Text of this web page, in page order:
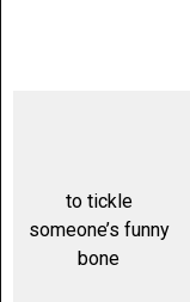
to tickle
someone’s funny
bone